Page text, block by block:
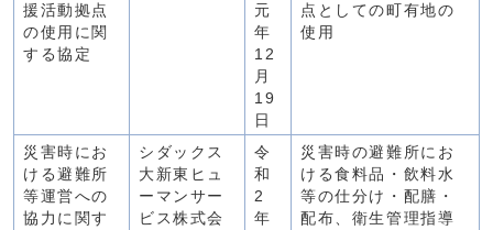
援活動拠点
の使用に関
する協定
元
年
12
月
19
日
点としての町有地の
使用
災害時にお
ける避難所
等運営への
協力に関す
シダックス
大新東ヒュ
ーマンサー
ビス株式会
令
和
2
年
災害時の避難所にお
ける食料品・飲料水
等の仕分け・配膳・
配布、衛生管理指導